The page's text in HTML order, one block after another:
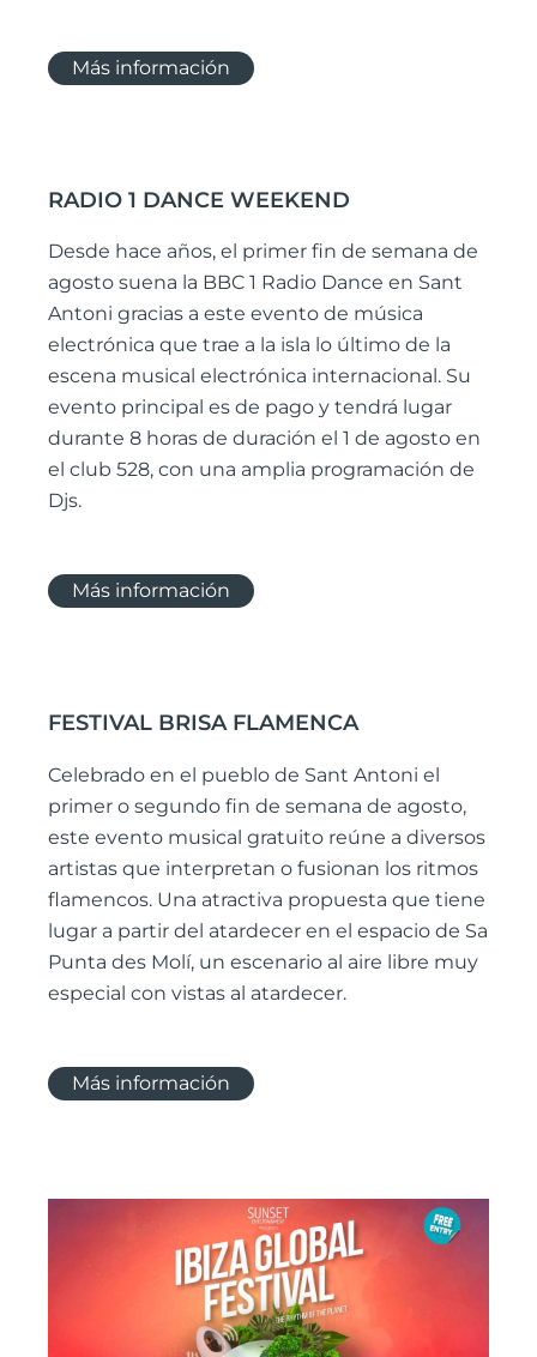
Más información
RADIO 1 DANCE WEEKEND
Desde hace años, el primer fin de semana de
agosto suena la BBC 1 Radio Dance en Sant
Antoni gracias a este evento de música
electrónica que trae a la isla lo último de la
escena musical electrónica internacional. Su
evento principal es de pago y tendrá lugar
durante 8 horas de duración el 1 de agosto en
el club 528, con una amplia programación de
Djs.
Más información
FESTIVAL BRISA FLAMENCA
Celebrado en el pueblo de Sant Antoni el
primer o segundo fin de semana de agosto,
este evento musical gratuito reúne a diversos
artistas que interpretan o fusionan los ritmos
flamencos. Una atractiva propuesta que tiene
lugar a partir del atardecer en el espacio de Sa
Punta des Molí, un escenario al aire libre muy
especial con vistas al atardecer.
Más información